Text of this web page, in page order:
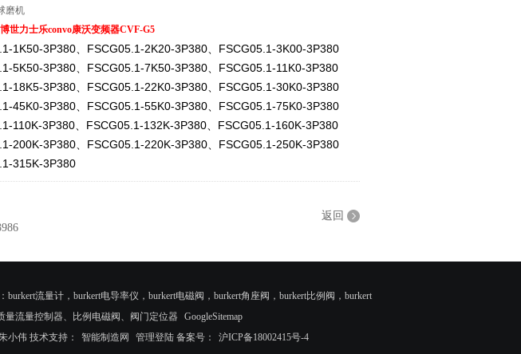
磨机
力士乐convo康沃变频器CVF-G5
1K50-3P380、FSCG05.1-2K20-3P380、FSCG05.1-3K00-3P380
5K50-3P380、FSCG05.1-7K50-3P380、FSCG05.1-11K0-3P380
18K5-3P380、FSCG05.1-22K0-3P380、FSCG05.1-30K0-3P380
45K0-3P380、FSCG05.1-55K0-3P380、FSCG05.1-75K0-3P380
110K-3P380、FSCG05.1-132K-3P380、FSCG05.1-160K-3P380
200K-3P380、FSCG05.1-220K-3P380、FSCG05.1-250K-3P380
315K-3P380
返回
流量计，burkert电导率仪，burkert电磁阀，burkert角座阀，burkert比例阀，burkert
流量控制器、比例电磁阀、阀门定位器 GoogleSitemap
小伟 技术支持：
智能制造网 管理登陆备案号： 沪ICP备18002415号-4